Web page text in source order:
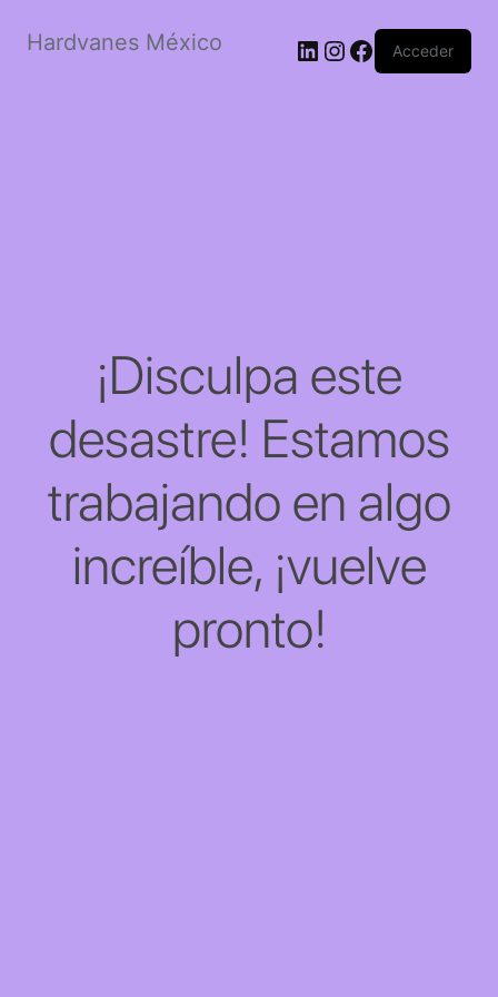
Hardvanes México LinkedIn
Instagram
Facebook
Acceder
¡Disculpa este
desastre! Estamos
trabajando en algo
increíble, ¡vuelve
pronto!